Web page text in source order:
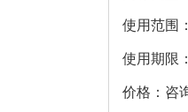
使用范围
使用期限
价格：咨